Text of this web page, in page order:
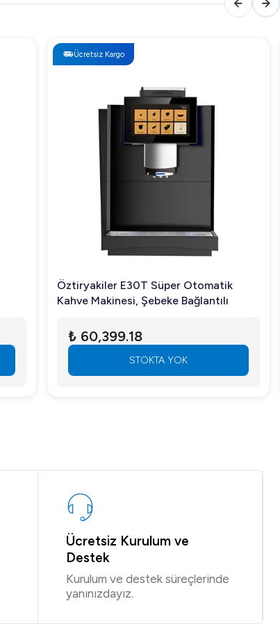
Ücretsiz Kargo
Öztiryakiler E30T Süper Otomatik
Kahve Makinesi, Şebeke Bağlantılı
₺ 60,399.18
STOKTA YOK
Ücretsiz Kurulum ve
Destek
Kurulum ve destek süreçlerinde
yanınızdayız.